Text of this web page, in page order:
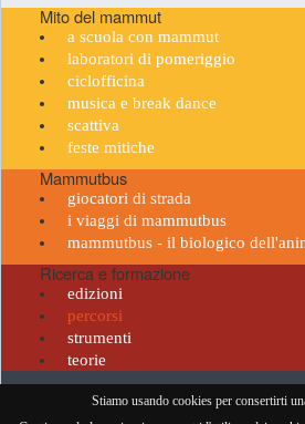
Stiamo usando cookies per consertirti
Mito del mammut
a scuola con mammut
laboratori di pomeriggio
ciclofficina
musica e break dance
scattiva
feste mitiche
Mammutbus
giocatori di strada
i viaggi di mammutbus
mammutbus - il biologico
Ricerca e formazione
edizioni
percorsi
strumenti
teorie
Il Barrito del Mammut • PI 06239421214 • privacy